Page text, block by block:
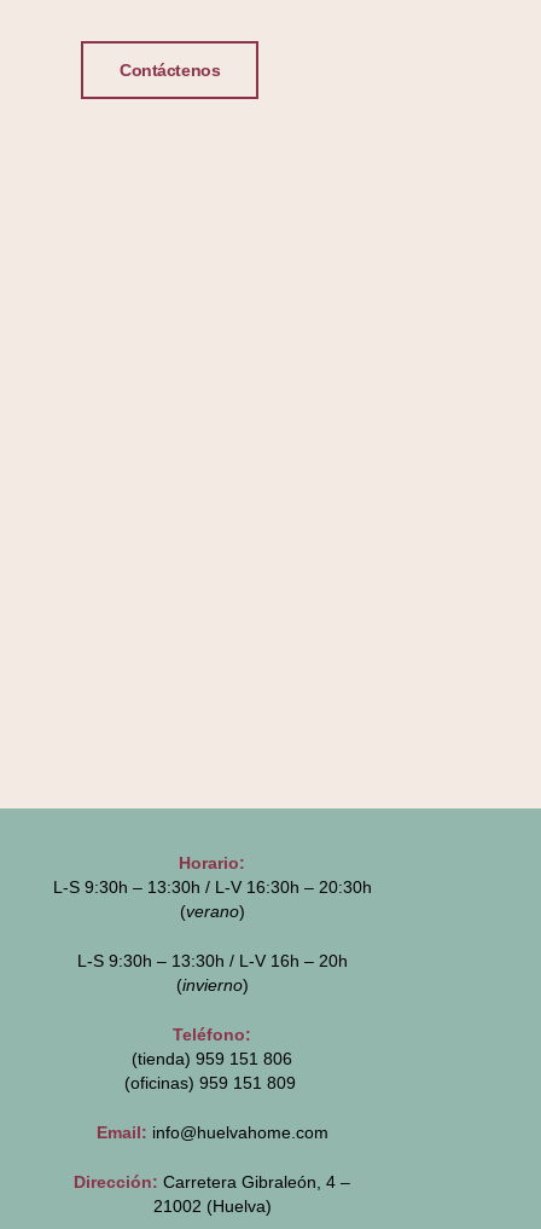
Contáctenos
Horario:
L-S 9:30h – 13:30h / L-V 16:30h – 20:30h
(verano)
L-S 9:30h – 13:30h / L-V 16h – 20h
(invierno)
Teléfono:
(tienda) 959 151 806
(oficinas) 959 151 809
Email: info@huelvahome.com
Dirección: Carretera Gibraleón, 4 –
21002 (Huelva)